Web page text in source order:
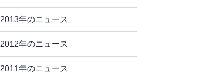
2013年のニュース
2012年のニュース
2011年のニュース